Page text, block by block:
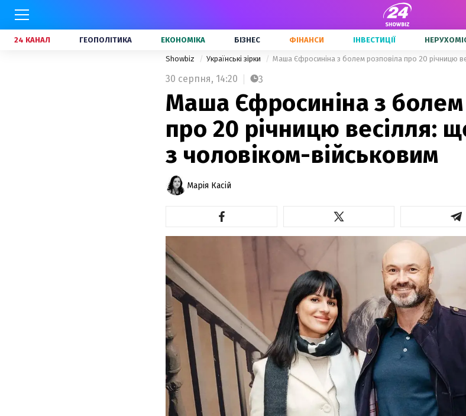
24 КАНАЛ ГЕОПОЛІТИКА ЕКОНОМІКА БІЗНЕС ФІНАНСИ ІНВЕСТИЦІЇ
Showbiz Українські зірки Маша Єфросиніна з болем розповіла про 20 річницю
30 серпня, 14:20 3
Маша Єфросиніна з болем
про 20 річницю весілля:
з чоловіком-військовим
Марія Касій